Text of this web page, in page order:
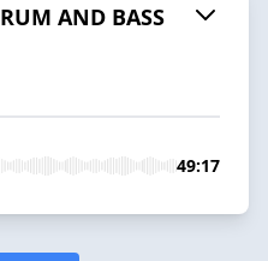
AND BASS
49:17